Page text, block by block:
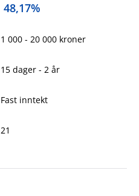
48,17%
1 000 - 20 000 kroner
15 dager - 2 år
Fast inntekt
21